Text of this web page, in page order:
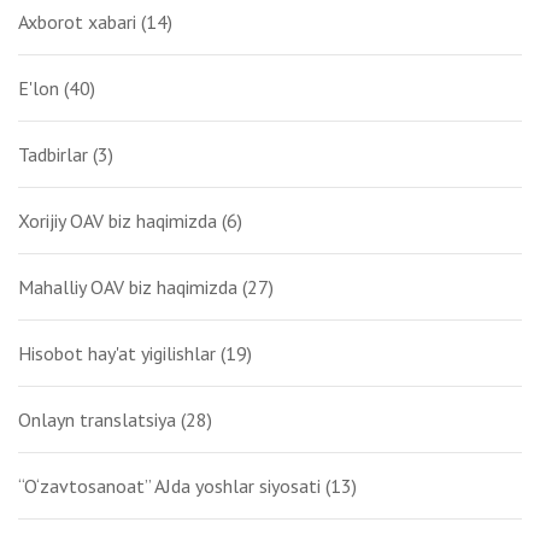
Axborot xabari (14)
E'lon (40)
Tadbirlar (3)
Xorijiy OAV biz haqimizda (6)
Mahalliy OAV biz haqimizda (27)
Hisobot hay'at yigilishlar (19)
Onlayn translatsiya (28)
“O‘zavtosanoat” AJda yoshlar siyosati (13)